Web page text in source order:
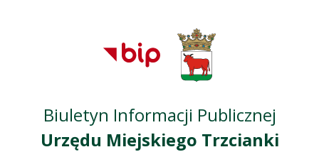
Przejdź do
głównego menu
Przejdź do treści
Przejdź do mapy
serwisu
Biuletyn Informacji Publicznej
Urzędu Miejskiego Trzcianki